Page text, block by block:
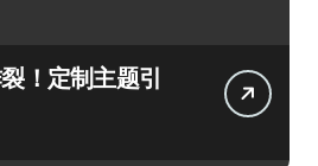
！定制主题引